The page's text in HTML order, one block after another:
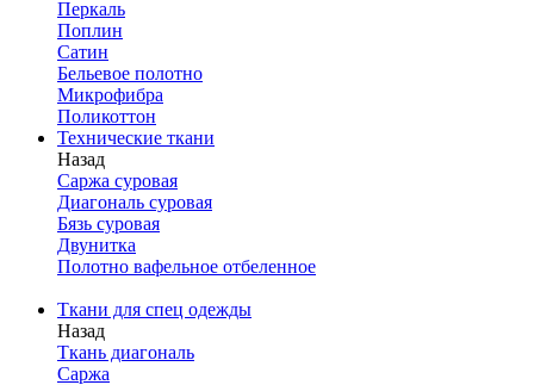
Перкаль
Поплин
Сатин
Бельевое полотно
Микрофибра
Поликоттон
Технические ткани
Назад
Саржа суровая
Диагональ суровая
Бязь суровая
Двунитка
Полотно вафельное отбеленное
Ткани для спец одежды
Назад
Ткань диагональ
Саржа